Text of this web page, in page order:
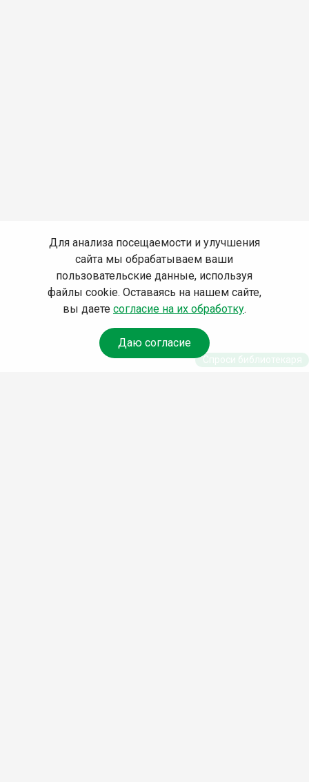
Для анализа посещаемости и улучшения
сайта мы обрабатываем ваши
пользовательские данные, используя
файлы cookie. Оставаясь на нашем сайте,
вы даете согласие на их обработку.
Даю согласие
Спроси библиотекаря